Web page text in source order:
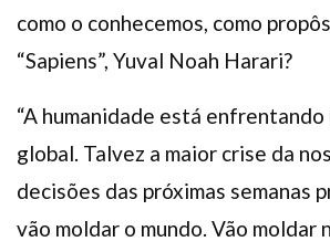
como o conhecemos, como
“Sapiens”, Yuval Noah Harari?
“A humanidade está enfrentando
global. Talvez a maior crise da
decisões das próximas semanas
vão moldar o mundo. Vão moldar